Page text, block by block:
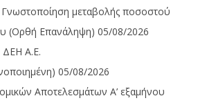
μεταβολής ποσοστού
(Ορθή Επανάληψη) 05/08/2026
ΔΕΗ Α.Ε.
05/08/2026
Αποτελεσμάτων Α’ εξαμήνου